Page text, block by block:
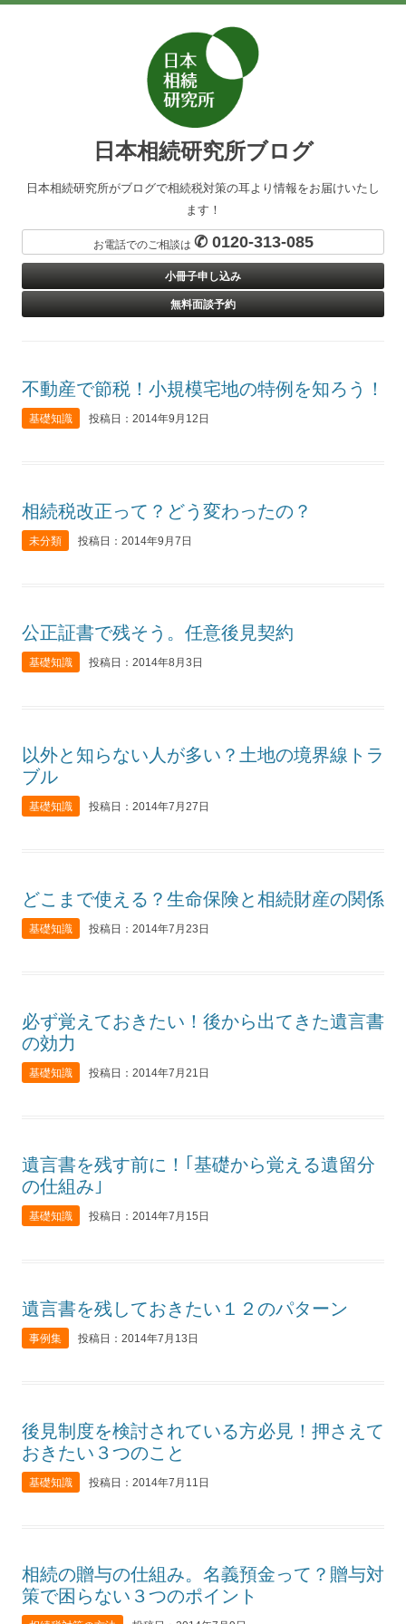
日本相続研究所ブログ
日本相続研究所がブログで相続税対策の耳より情報をお届けいたし
ます！
お電話でのご相談は ✆ 0120-313-085
小冊子申し込み
無料面談予約
不動産で節税！小規模宅地の特例を知ろう！
基礎知識 投稿日：2014年9月12日
相続税改正って？どう変わったの？
未分類 投稿日：2014年9月7日
公正証書で残そう。任意後見契約
基礎知識 投稿日：2014年8月3日
以外と知らない人が多い？土地の境界線トラ
ブル
基礎知識 投稿日：2014年7月27日
どこまで使える？生命保険と相続財産の関係
基礎知識 投稿日：2014年7月23日
必ず覚えておきたい！後から出てきた遺言書
の効力
基礎知識 投稿日：2014年7月21日
遺言書を残す前に！｢基礎から覚える遺留分
の仕組み｣
基礎知識 投稿日：2014年7月15日
遺言書を残しておきたい１２のパターン
事例集 投稿日：2014年7月13日
後見制度を検討されている方必見！押さえて
おきたい３つのこと
基礎知識 投稿日：2014年7月11日
相続の贈与の仕組み。名義預金って？贈与対
策で困らない３つのポイント